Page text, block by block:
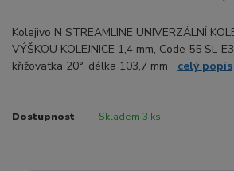
Kolejivo N STREAMLINE UNIVERZÁLNÍ
VÝŠKOU KOLEJNICE 1,4 mm, Code 55 SL-
křižovatka 20°, délka 103,7 mm celý popis
Dostupnost Skladem 3 ks